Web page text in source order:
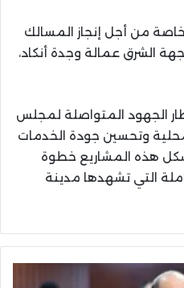
من أجل إنجاز المسالك
الشرق عمالة وجدة أنكاد،
الجهود المتواصلة لمجلس
وتحسين جودة الخدمات
هذه المشاريع خطوة
التي تشهدها مدينة